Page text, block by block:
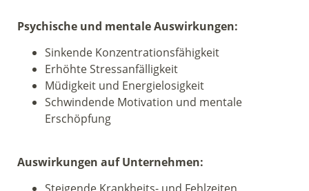
Psychische und mentale Auswirkungen:
Sinkende Konzentrationsfähigkeit
Erhöhte Stressanfälligkeit
Müdigkeit und Energielosigkeit
Schwindende Motivation und mentale
Erschöpfung
Auswirkungen auf Unternehmen: